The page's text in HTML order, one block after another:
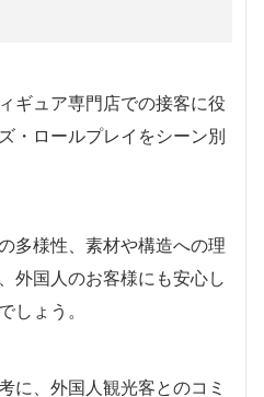
ギュア専門店での接客に役
・ロールプレイをシーン別
多様性、素材や構造への理
外国人のお客様にも安心し
しょう。
に、外国人観光客とのコミ